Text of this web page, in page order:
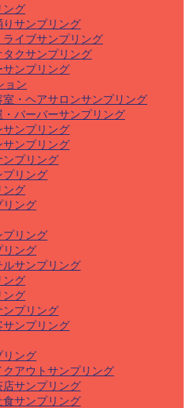
ング
りサンプリング
ライブサンプリング
タクサンプリング
サンプリング
ョン
室・ヘアサロンサンプリング
バーバーサンプリング
サンプリング
サンプリング
ンプリング
プリング
ング
リング
プリング
リング
ルサンプリング
ング
ング
ンプリング
ンプリング
リング
アウトサンプリング
店サンプリング
サンプリング